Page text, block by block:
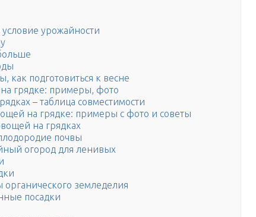
урожайности
как подготовиться к весне
грядке: примеры, фото
– таблица совместимости
на грядке: примеры с фото и советы
на грядках
почвы
огород для ленивых
земледелия
посадки